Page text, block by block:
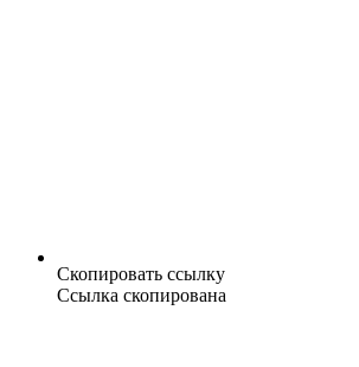
Скопировать ссылку
Ссылка скопирована